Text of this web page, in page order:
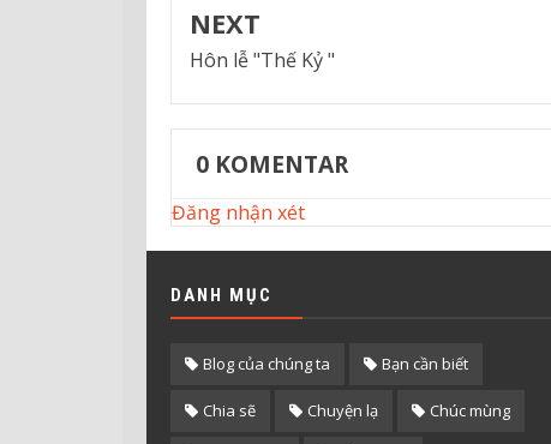
NEXT
Hôn lễ "Thế Kỷ "
0 KOMENTAR
Đăng nhận xét
DANH MỤC
Blog của chúng ta Bạn cần biết
Chia sẽ Chuyện lạ Chúc mùng